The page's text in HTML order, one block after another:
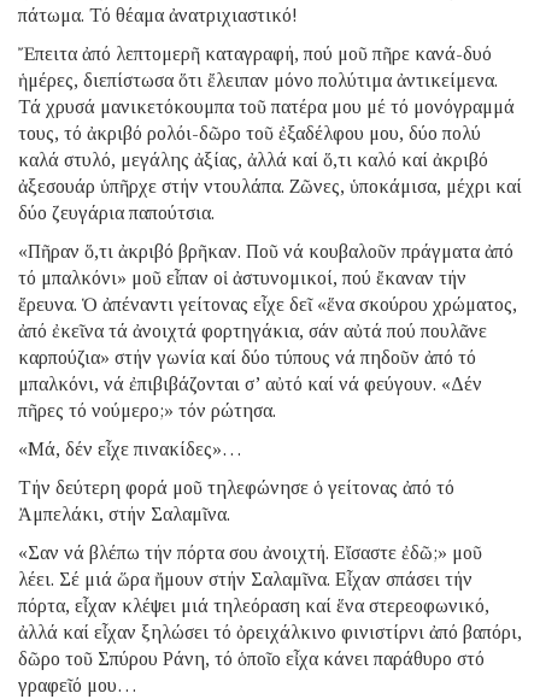
πάτωμα. Τό θέαμα ἀνατριχιαστικό!
Ἔπειτα ἀπό λεπτομερῆ καταγραφή, πού μοῦ πῆρε κανά-δυό
ἡμέρες, διεπίστωσα ὅτι ἔλειπαν μόνο πολύτιμα ἀντικείμενα.
Τά χρυσά μανικετόκουμπα τοῦ πατέρα μου μέ τό μονόγραμμά
τους, τό ἀκριβό ρολόι-δῶρο τοῦ ἐξαδέλφου μου, δύο πολύ
καλά στυλό, μεγάλης ἀξίας, ἀλλά καί ὅ,τι καλό καί ἀκριβό
ἀξεσουάρ ὑπῆρχε στήν ντουλάπα. Ζῶνες, ὑποκάμισα, μέχρι καί
δύο ζευγάρια παπούτσια.
«Πῆραν ὅ,τι ἀκριβό βρῆκαν. Ποῦ νά κουβαλοῦν πράγματα ἀπό
τό μπαλκόνι» μοῦ εἶπαν οἱ ἀστυνομικοί, πού ἔκαναν τήν
ἔρευνα. Ὁ ἀπέναντι γείτονας εἶχε δεῖ «ἕνα σκούρου χρώματος,
ἀπό ἐκεῖνα τά ἀνοιχτά φορτηγάκια, σάν αὐτά πού πουλᾶνε
καρπούζια» στήν γωνία καί δύο τύπους νά πηδοῦν ἀπό τό
μπαλκόνι, νά ἐπιβιβάζονται σ’ αὐτό καί νά φεύγουν. «Δέν
πῆρες τό νούμερο;» τόν ρώτησα.
«Μά, δέν εἶχε πινακίδες»…
Τήν δεύτερη φορά μοῦ τηλεφώνησε ὁ γείτονας ἀπό τό
Ἀμπελάκι, στήν Σαλαμῖνα.
«Σαν νά βλέπω τήν πόρτα σου ἀνοιχτή. Εἴσαστε ἐδῶ;» μοῦ
λέει. Σέ μιά ὥρα ἤμουν στήν Σαλαμῖνα. Εἶχαν σπάσει τήν
πόρτα, εἶχαν κλέψει μιά τηλεόραση καί ἕνα στερεοφωνικό,
ἀλλά καί εἶχαν ξηλώσει τό ὀρειχάλκινο φινιστίρνι ἀπό βαπόρι,
δῶρο τοῦ Σπύρου Ράνη, τό ὁποῖο εἶχα κάνει παράθυρο στό
γραφεῖό μου…